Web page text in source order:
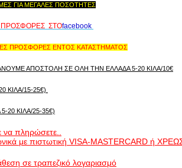
ΓΙΑ ΜΕΓΑΛΕΣ ΠΟΣΟΤΗΤΕΣ
ΠΡΟΣΦΟΡΕΣ ΣΤΟfacebook
ΠΡΟΣΦΟΡΕΣ ΕΝΤΟΣ ΚΑΤΑΣΤΗΜΑΤΟΣ
ΑΠΟΣΤΟΛΗ ΣΕ ΟΛΗ ΤΗΝ ΕΛΛΑΔΑ 5-20 ΚΙΛΑ/10€
ΚΙΛΑ/15-25€)
20 ΚΙΛΑ/25-35€)
να πληρώσετε..
με πιστωτική VISA-MASTERCARD ή
σε τραπεζικό λογαριασμό